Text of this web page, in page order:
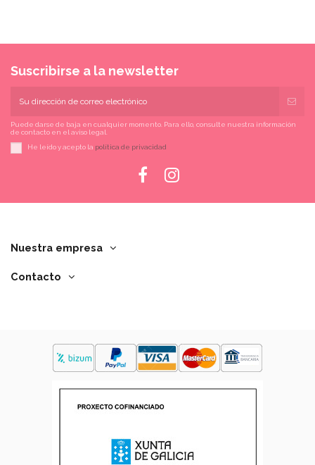
Suscribirse a la newsletter
Puede darse de baja en cualquier momento. Para ello, consulte nuestra información
de contacto en el aviso legal.
He leído y acepto la política de privacidad
Nuestra empresa
Contacto